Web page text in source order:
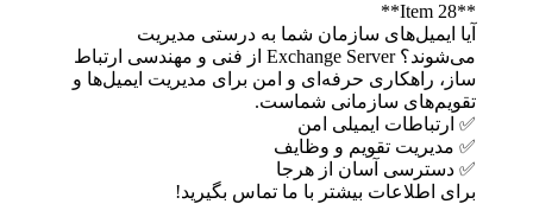
**Item 28**
آیا ایمیل‌های سازمان شما به درستی مدیریت
می‌شوند؟ Exchange Server از فنی و مهندسی ارتباط
ساز، راهکاری حرفه‌ای و امن برای مدیریت ایمیل‌ها و
تقویم‌های سازمانی شماست.
✅ ارتباطات ایمیلی امن
✅ مدیریت تقویم و وظایف
✅ دسترسی آسان از هرجا
برای اطلاعات بیشتر با ما تماس بگیرید!